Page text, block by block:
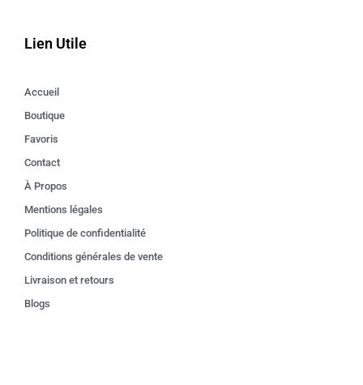
Lien Utile
Accueil
Boutique
Favoris
Contact
À Propos
Mentions légales
Politique de confidentialité
Conditions générales de vente
Livraison et retours
Blogs